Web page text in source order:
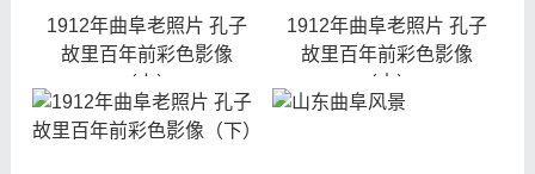
1912年曲阜老照片 孔子
故里百年前彩色影像
（上）
1912年曲阜老照片 孔子
故里百年前彩色影像
（中）